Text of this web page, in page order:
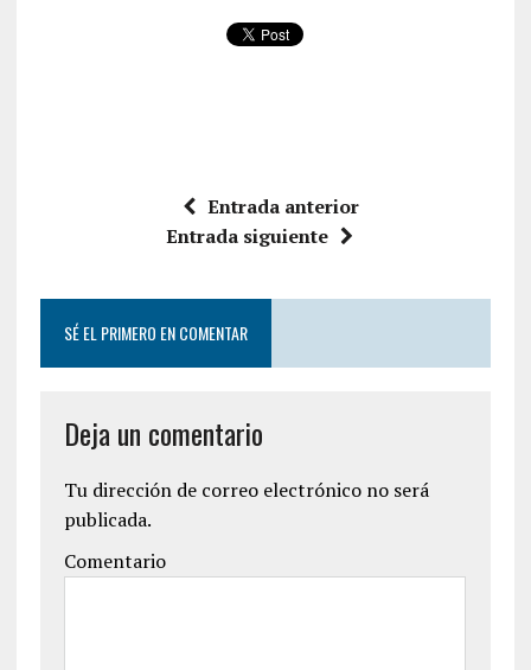
Entrada anterior
Entrada siguiente
SÉ EL PRIMERO EN COMENTAR
Deja un comentario
Tu dirección de correo electrónico no será
publicada.
Comentario